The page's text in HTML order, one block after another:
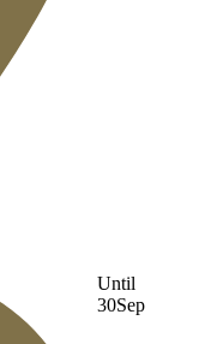
Until
30Sep